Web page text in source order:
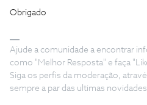
Obrigado
Ajude a comunidade a encontrar
como "Melhor Resposta" e faça
Siga os perfis da moderação,
sempre a par das ultimas